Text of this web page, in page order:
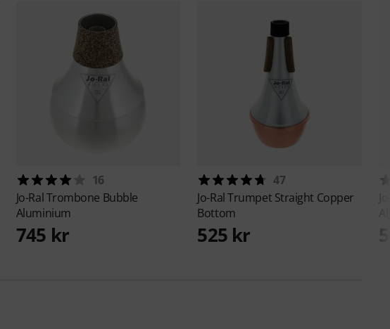
16
Jo-RalTrombone Bubble
Aluminium
745 kr
47
Jo-RalTrumpet Straight Copper
Bottom
525 kr